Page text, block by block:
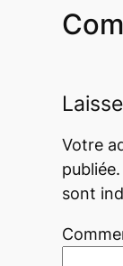
Votre
publiée.
sont